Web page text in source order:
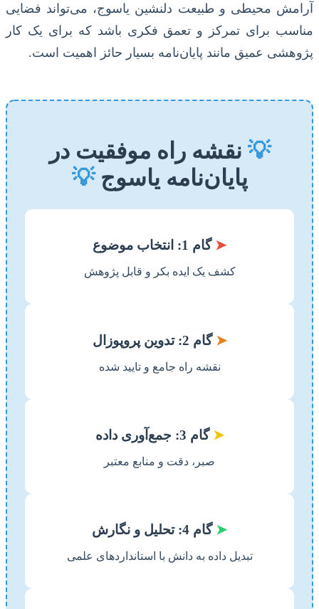
آرامش محیطی و طبیعت دلنشین یاسوج، می‌تواند فضایی
مناسب برای تمرکز و تعمق فکری باشد که برای یک کار
پژوهشی عمیق مانند پایان‌نامه بسیار حائز اهمیت است.
💡 نقشه راه موفقیت در
پایان‌نامه یاسوج💡
➤ گام 1: انتخاب موضوع
کشف یک ایده بکر و قابل پژوهش
➤ گام 2: تدوین پروپوزال
نقشه راه جامع و تایید شده
➤ گام 3: جمع‌آوری داده
صبر، دقت و منابع معتبر
➤ گام 4: تحلیل و نگارش
تبدیل داده به دانش با استانداردهای علمی